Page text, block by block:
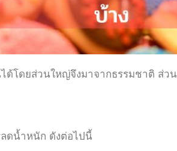
ด้โดยส่วนใหญ่จึงมาจากธรรมชาติ ส่วน
ลดน้ำหนัก ดังต่อไปนี้